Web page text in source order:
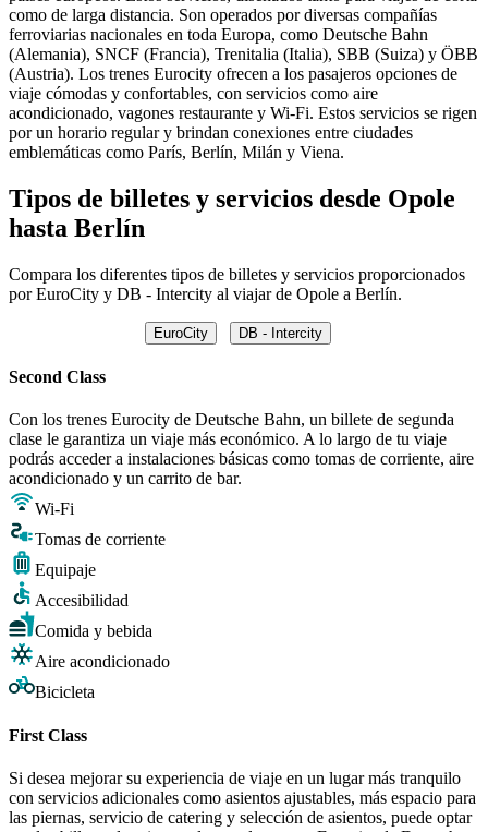
como de larga distancia. Son operados por diversas compañías
ferroviarias nacionales en toda Europa, como Deutsche Bahn
(Alemania), SNCF (Francia), Trenitalia (Italia), SBB (Suiza) y ÖBB
(Austria). Los trenes Eurocity ofrecen a los pasajeros opciones de
viaje cómodas y confortables, con servicios como aire
acondicionado, vagones restaurante y Wi-Fi. Estos servicios se rigen
por un horario regular y brindan conexiones entre ciudades
emblemáticas como París, Berlín, Milán y Viena.
Tipos de billetes y servicios desde Opole
hasta Berlín
Compara los diferentes tipos de billetes y servicios proporcionados
por EuroCity y DB - Intercity al viajar de Opole a Berlín.
EuroCity DB - Intercity
Second Class
Con los trenes Eurocity de Deutsche Bahn, un billete de segunda
clase le garantiza un viaje más económico. A lo largo de tu viaje
podrás acceder a instalaciones básicas como tomas de corriente, aire
acondicionado y un carrito de bar.
Wi-Fi
Tomas de corriente
Equipaje
Accesibilidad
Comida y bebida
Aire acondicionado
Bicicleta
First Class
Si desea mejorar su experiencia de viaje en un lugar más tranquilo
con servicios adicionales como asientos ajustables, más espacio para
las piernas, servicio de catering y selección de asientos, puede optar